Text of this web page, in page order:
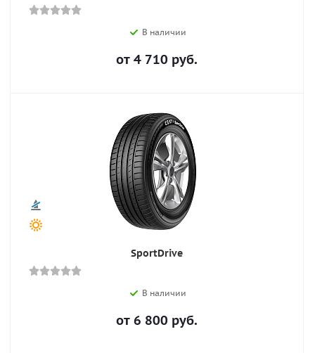
В наличии
от 4 710 руб.
SportDrive
В наличии
от 6 800 руб.